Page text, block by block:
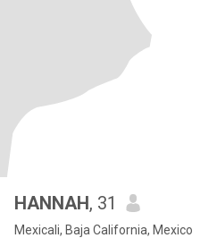
HANNAH, 31
Mexicali, Baja California, Mexico